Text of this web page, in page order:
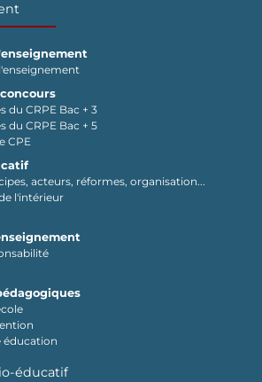
du CRPE Bac + 3
du CRPE Bac + 5
CPE
acteurs, réformes, organisation...
l'intérieur
éducation
éducatif